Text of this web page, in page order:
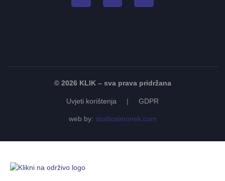
© 2026 KLIK – sva prava pridržana
Uvjeti korištenja | GDPR
web by: studiosimonek.com